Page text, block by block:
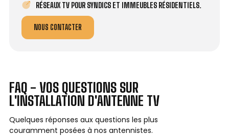
RÉSEAUX TV POUR SYNDICS ET IMMEUBLES RÉSIDENTIELS.
NOUS CONTACTER
FAQ - VOS QUESTIONS SUR
L'INSTALLATION D'ANTENNE TV
Quelques réponses aux questions les plus
couramment posées à nos antennistes.